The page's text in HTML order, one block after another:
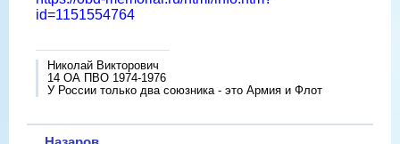
id=1151554764
Николай Викторович
14 ОА ПВО 1974-1976
У России только два союзника - это Армия и Флот